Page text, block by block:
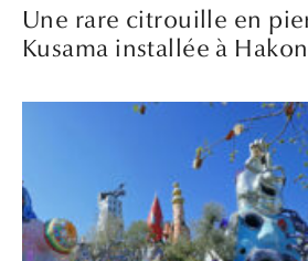
Une rare citrouille en
Kusama installée à